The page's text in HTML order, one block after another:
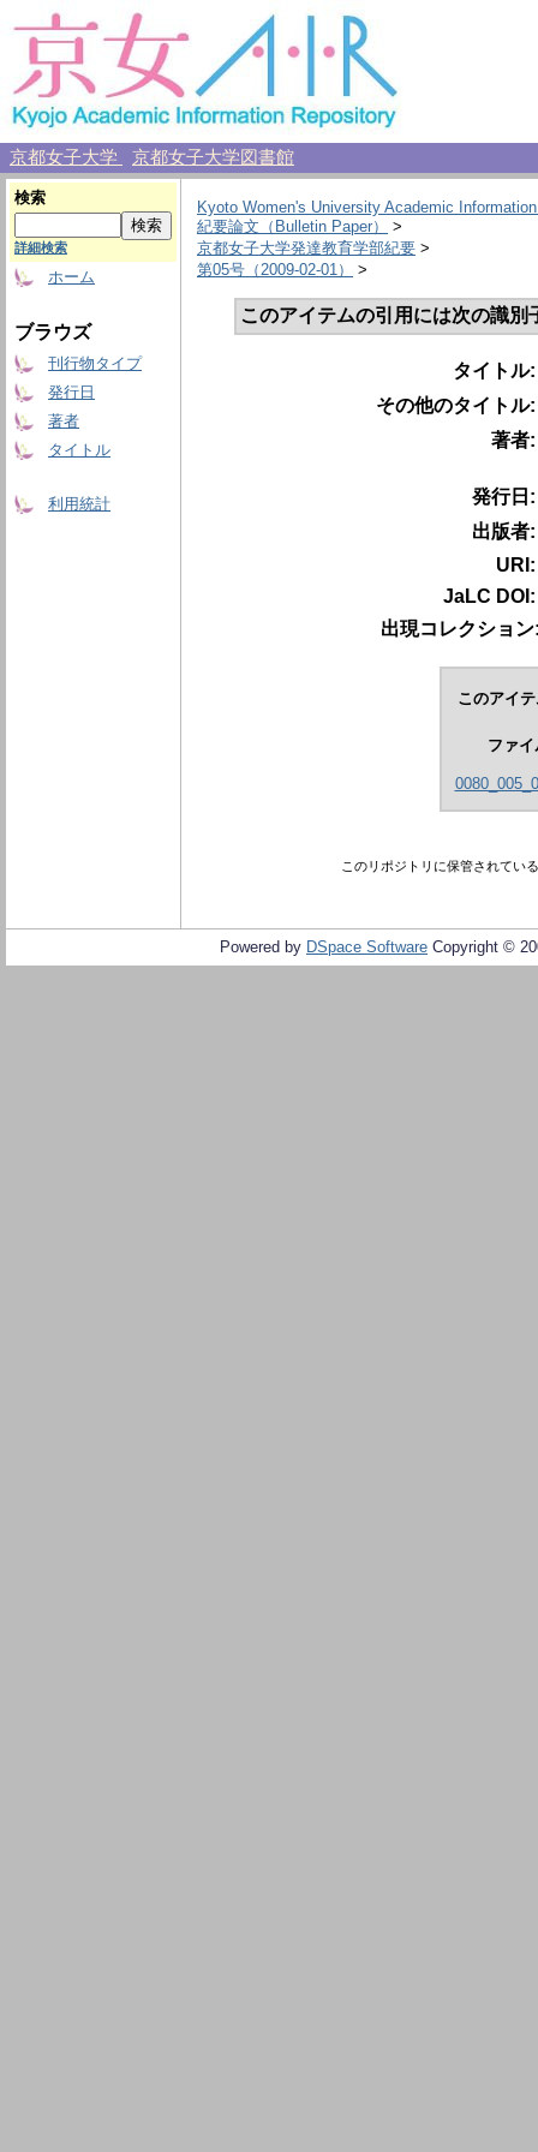
京都女子大学 京都女子大学図書館
検索
詳細検索
ホーム
ブラウズ
刊行物タイプ
発行日
著者
タイトル
利用統計
Kyoto Women's University Academic
紀要論文（Bulletin Paper）
>
京都女子大学発達教育学部紀要 >
第05号（2009-02-01）
>
このアイテムの引用には次の識
タイトル
その他のタイトル
著者
発行日
出版者
JaLC
出現コレクション
このアイ
ファイ
このリポジトリに保管されてい
Powered by DSpace Software Copyright ©